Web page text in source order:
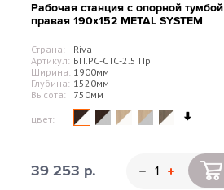
Рабочая станция с опорной тумбой
правая 190х152 METAL SYSTEM
Страна:
Riva
Артикул: БП.РС-СТС-2.5 Пр
Ширина: 1900мм
Глубина: 1520мм
Высота:
750мм
цвет:
39 253 р.